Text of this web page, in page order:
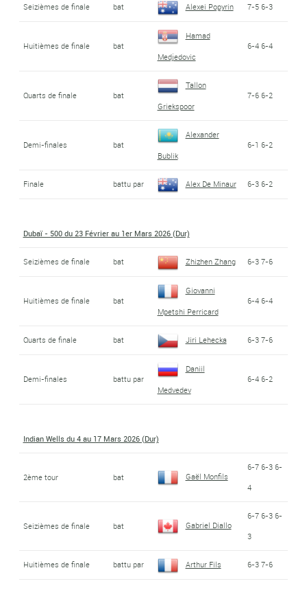
Seizièmes de finale bat Alexei Popyrin 7-5 6-3
Huitièmes de finale bat
Hamad
Medjedovic
6-4 6-4
Quarts de finale bat
Tallon
Griekspoor
7-6 6-2
Demi-finales bat
Alexander
Bublik
6-1 6-2
Finale battu par Alex De Minaur 6-3 6-2
Dubaï - 500 du 23 Février au 1er Mars 2026 (Dur)
Seizièmes de finale bat Zhizhen Zhang 6-3 7-6
Huitièmes de finale bat
Giovanni
Mpetshi Perricard
6-4 6-4
Quarts de finale bat Jiri Lehecka 6-3 7-6
Demi-finales battu par
Daniil
Medvedev
6-4 6-2
Indian Wells du 4 au 17 Mars 2026 (Dur)
2ème tour bat Gaël Monfils
6-7 6-3 6-
4
Seizièmes de finale bat Gabriel Diallo
6-7 6-3 6-
3
Huitièmes de finale battu par Arthur Fils 6-3 7-6